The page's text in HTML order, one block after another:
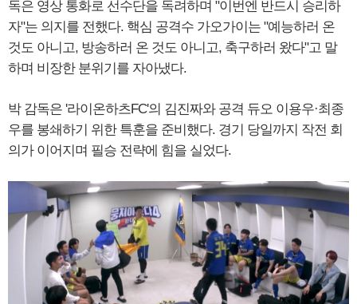
독은 영상 통화로 선수단을 독려하며 "이번엔 반드시 승리하
자"는 의지를 전했다. 핵심 공격수 가오가이는 "예능하러 온
것도 아니고, 방송하러 온 것도 아니고, 축구하러 왔다"고 말
하며 비장한 분위기를 자아냈다.
박 감독은 '라이온하츠FC'의 김진짜와 공격 듀오 이용우·최종
우를 봉쇄하기 위한 특훈을 준비했다. 경기 당일까지 작전 회
의가 이어지며 필승 전략에 힘을 실었다.